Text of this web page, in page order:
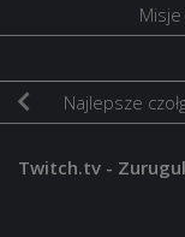
Najlepsze
Twitch.tv -